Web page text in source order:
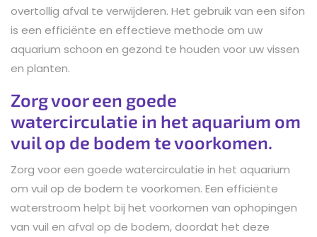
overtollig afval te verwijderen. Het gebruik van een sifon
is een efficiënte en effectieve methode om uw
aquarium schoon en gezond te houden voor uw vissen
en planten.
Zorg voor een goede
watercirculatie in het aquarium om
vuil op de bodem te voorkomen.
Zorg voor een goede watercirculatie in het aquarium
om vuil op de bodem te voorkomen. Een efficiënte
waterstroom helpt bij het voorkomen van ophopingen
van vuil en afval op de bodem, doordat het deze